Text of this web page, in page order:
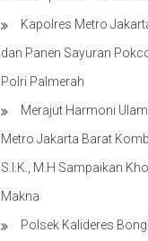
Kapolres Metro
dan Panen Sayuran
Polri Palmerah
Merajut Harmoni
Metro Jakarta Barat
S.I.K., M.H Sampaikan
Makna
Polsek Kalideres